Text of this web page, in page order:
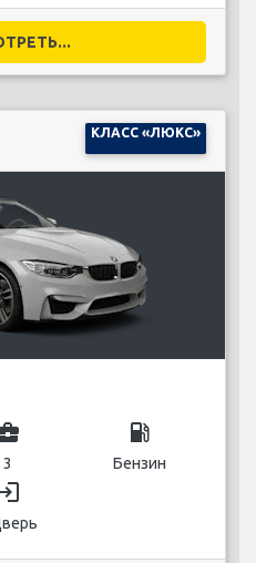
КЛАСС «ЛЮКС»
3
local_gas_station
Бензин